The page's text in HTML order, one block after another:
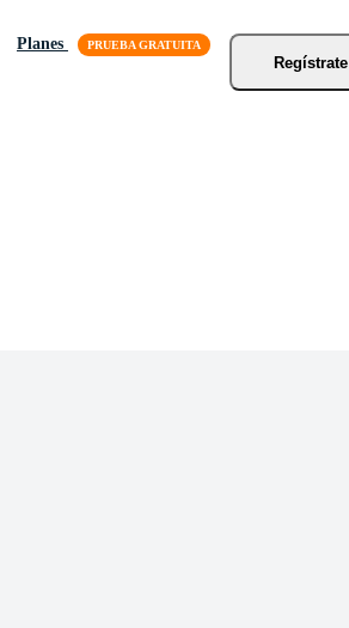
Planes
Regístrate